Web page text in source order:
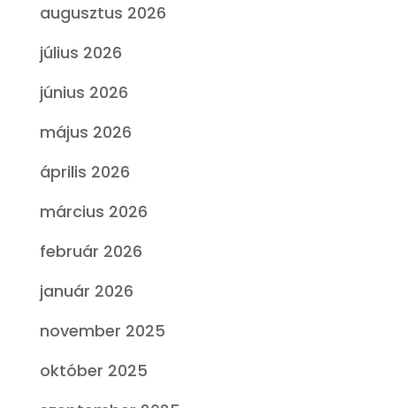
augusztus 2026
július 2026
június 2026
május 2026
április 2026
március 2026
február 2026
január 2026
november 2025
október 2025